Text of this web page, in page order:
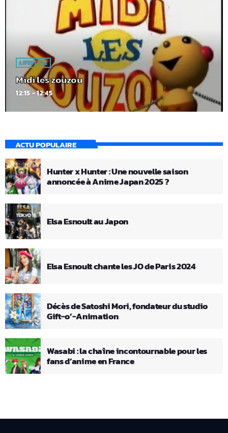
LIFESTYLE
Midi les zouzou
12:15 - 12:45
ACTU POPULAIRE
Hunter x Hunter : Une nouvelle saison
annoncée à Anime Japan 2025 ?
Elsa Esnoult au Japon
Elsa Esnoult chante les JO de Paris 2024
Décès de Satoshi Mori, fondateur du studio
Gift-o’-Animation
Wasabi : la chaîne incontournable pour les
fans d’anime en France